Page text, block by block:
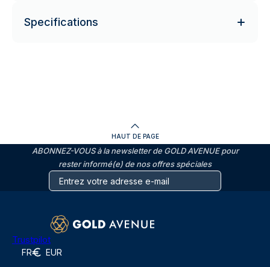
Specifications
HAUT DE PAGE
ABONNEZ-VOUS à la newsletter de GOLD AVENUE pour
rester informé(e) de nos offres spéciales
Trustpilot
FR EUR